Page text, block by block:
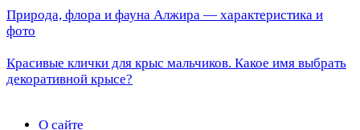
Природа, флора и фауна Алжира — характеристика и
фото
Красивые клички для крыс мальчиков. Какое имя выбрать
декоративной крысе?
О сайте